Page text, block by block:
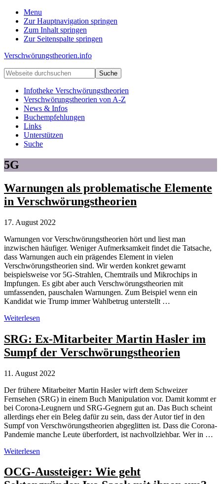
Menu
Zur Hauptnavigation springen
Zum Inhalt springen
Zur Seitenspalte springen
Verschwörungstheorien.info
Beiträge
zu
Merkmalen,
Funktionen
Risiken
konspirationistischen
Denkens
Webseite
durchsuchen
Infotheke Verschwörungstheorien
Verschwörungstheorien von A-Z
News & Infos
Buchempfehlungen
Links
Unterstützen
Suche
5G
Warnungen als problematische Elemente
in Verschwörungstheorien
17. August 2022
Warnungen vor Verschwörungstheorien hört und liest man
inzwischen häufiger. Weniger Aufmerksamkeit findet die Tatsache,
dass Warnungen auch ein prägendes Element in vielen
Verschwörungstheorien sind. Wir werden konkret gewarnt
beispielsweise vor 5G-Strahlen, Chemtrails und Mikrochips in
Impfungen. Es gibt aber auch Verschwörungstheorien mit
umfassenden, pauschalen Warnungen. Zum Beispiel wenn ein
Kandidat wie Trump immer Wahlbetrug unterstellt …
Warnungen
problematische
Elemente
in
Weiterlesen
SRG: Ex-Mitarbeiter Martin Hasler im
Sumpf der Verschwörungstheorien
11. August 2022
Der frühere Mitarbeiter Martin Hasler wirft dem Schweizer
Fernsehen (SRG) in einem Buch Manipulation vor. Damit kommt er
bei Corona-Leugnern und SRG-Gegnern gut an. Das Buch scheint
allerdings eher ein Beleg dafür zu sein, dass der Autor tief in den
Sumpf von Verschwörungstheorien abgeglitten ist. Dass die Corona-
Pandemie manche Leute überfordert, ist nachvollziehbar. Wer in …
SRG:
Mitarbeiter
Martin
Weiterlesen
OCG-Aussteiger: Wie geht